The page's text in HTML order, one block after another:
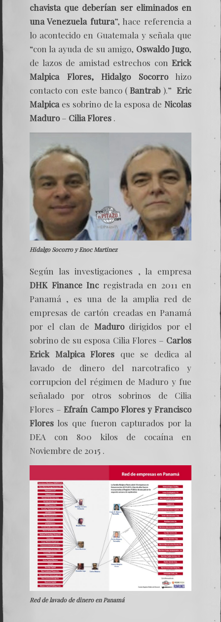
chavista que deberían ser eliminados en
una Venezuela futura”, hace referencia a
lo acontecido en Guatemala y señala que
“con la ayuda de su amigo, Oswaldo Jugo,
de lazos de amistad estrechos con Erick
Malpica Flores,
Hidalgo Socorrohizo
contacto con este banco (Bantrab).” Eric
Malpicaes sobrino de la esposa de Nicolas
Maduro– Cilia Flores .
Hidalgo Socorro y Enoc Martinez
Según las investigaciones , la empresa
DHK Finance Incregistrada en 2011 en
Panamá , es una de la amplia red de
empresas de cartón creadas en Panamá
por el clan de Madurodirigidos por el
sobrino de su esposa Cilia Flores – Carlos
Erick Malpica Flores que se dedica al
lavado de dinero del narcotrafico y
corrupcion del régimen de Maduro y fue
señalado por otros sobrinos de Cilia
Flores –Efraín Campo Flores y Francisco
Flores los que fueron capturados por la
DEA con 800 kilos de cocaína en
Noviembre de 2015 .
Red de lavado de dinero en Panamá